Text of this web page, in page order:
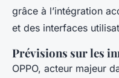
grâce à l’intégration
et des interfaces
Prévisions sur les
OPPO, acteur majeur